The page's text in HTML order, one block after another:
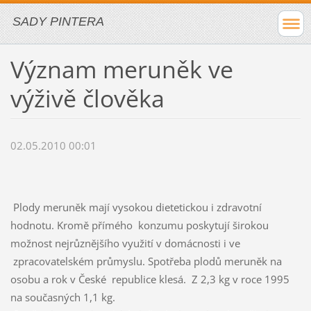
SADY PINTERA
Význam meruněk ve
výživě člověka
02.05.2010 00:01
Plody meruněk mají vysokou dietetickou i zdravotní
hodnotu. Kromě přímého konzumu poskytují širokou
možnost nejrůznějšího využití v domácnosti i ve
zpracovatelském průmyslu. Spotřeba plodů meruněk na
osobu a rok v České republice klesá. Z 2,3 kg v roce 1995
na současných 1,1 kg.